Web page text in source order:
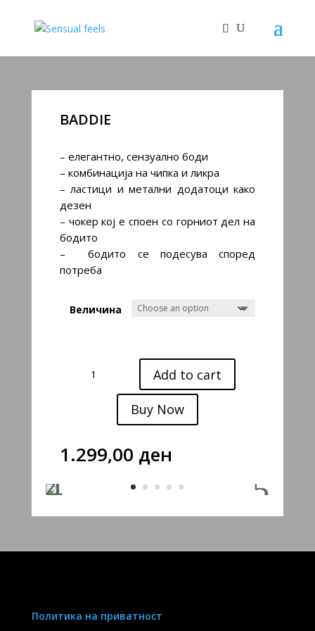
BADDIE
– елегантно, сензуално боди
– комбинација на чипка и ликра
– ластици и метални додатоци како
дезен
– чокер кој е споен со горниот дел на
бодито
– бодито се подесува според
потреба
Величина
quantity
Add to cart
Buy Now
1.299,00 ден
Политика на приватност